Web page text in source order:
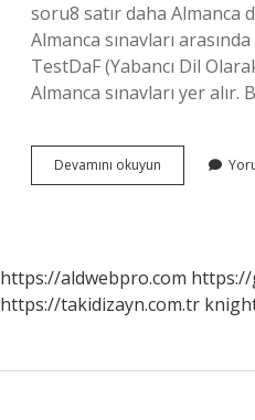
soru8 satır daha Almanca
Almanca sınavları
TestDaF (Yabancı Dil
Almanca sınavları yer alır.
Devamını okuyun
Sınavında
https://aldwebpro.com https://
https://takidizayn.com.tr